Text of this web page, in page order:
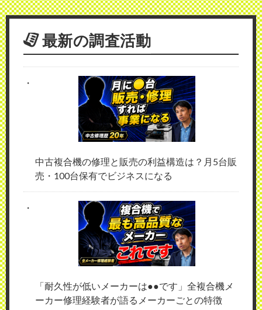
最新の調査活動
中古複合機の修理と販売の利益構造は？月5台販
売・100台保有でビジネスになる
「耐久性が低いメーカーは●●です」全複合機メ
ーカー修理経験者が語るメーカーごとの特徴